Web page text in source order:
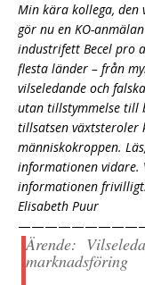
Min kära kollega, den
gör nu en KO-
industrifett Becel pro
flesta länder – från
vilseledande och
utan tillstymmelse till
tillsatsen
människokroppen.
informationen vidare.
informationen frivilligt.
Elisabeth Puur
Ärende:
marknadsföring